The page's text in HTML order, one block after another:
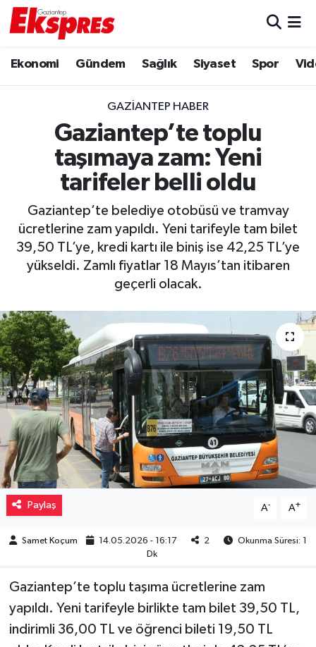
Ekonomi Gündem Sağlık Siyaset Spor
GAZIANTEP HABER
Gaziantep’te toplu
taşımaya zam: Yeni
tarifeler belli oldu
Gaziantep’te belediye otobüsü ve tramvay
ücretlerine zam yapıldı. Yeni tarifeyle tam bilet
39,50 TL’ye, kredi kartı ile biniş ise 42,25 TL’ye
yükseldi. Zamlı fiyatlar 18 Mayıs’tan itibaren
geçerli olacak.
Paylaş A- A+
Samet Koçum 14.05.2026 - 16:17 2
Okunma Süresi: 1
Dk
Gaziantep’te toplu taşıma ücretlerine zam
yapıldı. Yeni tarifeyle birlikte tam bilet 39,50 TL,
indirimli 36,00 TL ve öğrenci bileti 19,50 TL
Ekonomi
Gaziantep son dakika
Genel
Haberler
Kültür Sanat
Müzik
Piyasa
Resmi İlanlar
Sağlık
Sinemalar
Teknoloji
Türkiye
Trafik Durumu
Puan Durumu ve Fikstür
Tüm Manşetler
Haber Arşivi